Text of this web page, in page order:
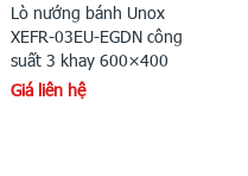
Lò nướng bánh Unox
XEFR-03EU-EGDN công
suất 3 khay 600×400
Giá liên hệ